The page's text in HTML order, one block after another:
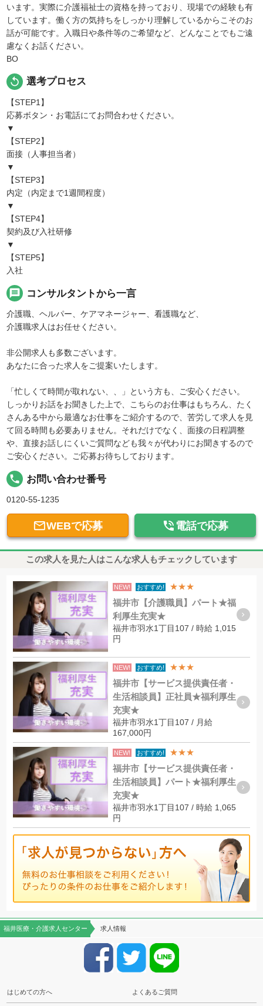
います。実際に介護福祉士の資格を持っており、現場での経験も有
しています。働く方の気持ちをしっかり理解しているからこそのお
話が可能です。入職日や条件等のご希望など、どんなことでもご遠
慮なくお話ください。
BO
replay 選考プロセス
【STEP1】
応募ボタン・お電話にてお問合わせください。
▼
【STEP2】
面接（人事担当者）
▼
【STEP3】
内定（内定まで1週間程度）
▼
【STEP4】
契約及び入社研修
▼
【STEP5】
入社
message コンサルタントから一言
介護職、ヘルパー、ケアマネージャー、看護職など、
介護職求人はお任せください。
非公開求人も多数ございます。
あなたに合った求人をご提案いたします。
「忙しくて時間が取れない、、」という方も、ご安心ください。
しっかりお話をお聞きした上で、こちらのお仕事はもちろん、たく
さんある中から最適なお仕事をご紹介するので、苦労して求人を見
て回る時間も必要ありません。それだけでなく、面接の日程調整
や、直接お話しにくいご質問なども我々が代わりにお聞きするので
ご安心ください。ご応募お待ちしております。
local_phone お問い合わせ番号
0120-55-1235
WEBで応募  電話で応募
この求人を見た人はこんな求人もチェックしています
NEW! おすすめ! ★★★
福井市【介護職員】パート★福
利厚生充実★
福井市羽水1丁目107 / 時給 1,015
円
NEW! おすすめ! ★★★
福井市【サービス提供責任者・
生活相談員】正社員★福利厚生
充実★
福井市羽水1丁目107 / 月給
167,000円
NEW! おすすめ! ★★★
福井市【サービス提供責任者・
生活相談員】パート★福利厚生
充実★
福井市羽水1丁目107 / 時給 1,065
円
福井医療・介護求人センター 求人情報
はじめての方へ よくあるご質問